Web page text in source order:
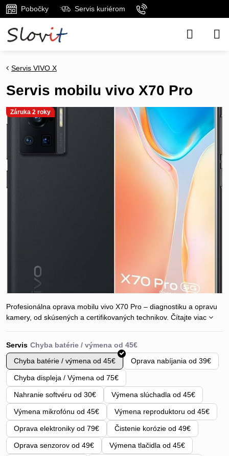
Pobočky Servis kuriérom
Záruka 2 roky
Servis VIVO X
Servis mobilu vivo X70 Pro
Profesionálna oprava mobilu vivo X70 Pro – diagnostiku a opravu
kamery, od skúsených a certifikovaných technikov. Čítajte viac
Servis
Chyba batérie / výmena od 45€
Oprava nabíjania od 39€
Chyba displeja / Výmena od 75€
Nahranie softvéru od 30€ Výmena slúchadla od 45€
Výmena mikrofónu od 45€ Výmena reproduktoru od 45€
Oprava elektroniky od 79€ Čistenie korózie od 49€
Oprava senzorov od 49€ Výmena tlačidla od 45€